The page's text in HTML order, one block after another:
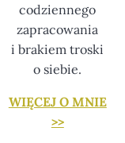
codziennego
zapracowania
i brakiem troski
o siebie.
WIĘCEJ O MNIE
>>